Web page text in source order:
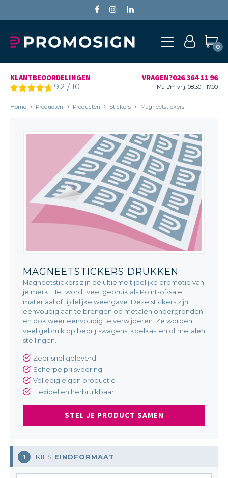
0
KLANTBEOORDELINGEN
9,2 /10
VRAGEN?026 364 11 96
Ma t/m vrij: 08.30 - 17.00
Home Producten Producten Stickers Magneetstickers
MAGNEETSTICKERS DRUKKEN
Magneetstickers zijn de ultieme tijdelijke promotie van
je merk. Het wordt veel gebruik als Point-of-sale
materiaal of tijdelijke weergave. Deze stickers zijn
eenvoudig aan te brengen op metalen ondergronden
en ook weer eenvoudig te verwijderen. Ze worden
veel gebruik op bedrijfswagens, koelkasten of metalen
stellingen.
Zeer snel geleverd
Scherpe prijsvoering
Volledig eigen productie
Flexibel en herbruikbaar
STEL JE PRODUCT SAMEN
1 KIES EINDFORMAAT